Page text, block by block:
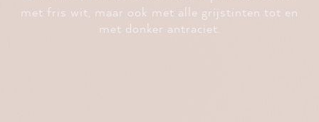
met fris wit, maar ook met alle grijstinten tot en
met donker antraciet.